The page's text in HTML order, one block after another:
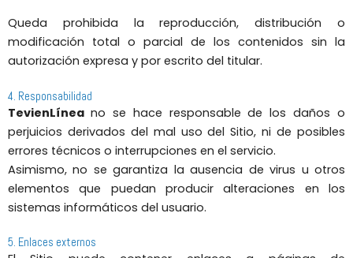
Queda prohibida la reproducción, distribución o
modificación total o parcial de los contenidos sin la
autorización expresa y por escrito del titular.
4. Responsabilidad
TevienLínea no se hace responsable de los daños o
perjuicios derivados del mal uso del Sitio, ni de posibles
errores técnicos o interrupciones en el servicio.
Asimismo, no se garantiza la ausencia de virus u otros
elementos que puedan producir alteraciones en los
sistemas informáticos del usuario.
5. Enlaces externos